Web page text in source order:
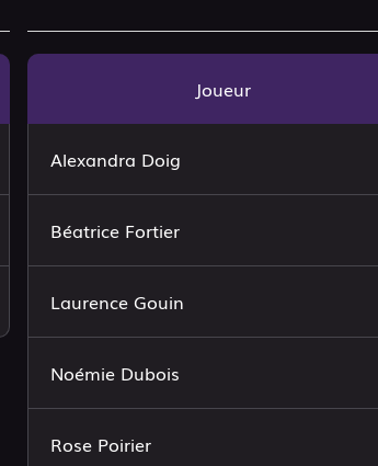
Joueur
Alexandra Doig
Béatrice Fortier
Laurence Gouin
Noémie Dubois
Rose Poirier